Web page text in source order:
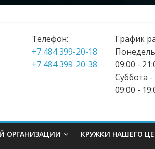
Телефон:
+7 484 399-20-18
+7 484 399-20-38
График
09:00 -
Суббота
09:00 -
ОРГАНИЗАЦИИ КРУЖКИ НАШЕГО